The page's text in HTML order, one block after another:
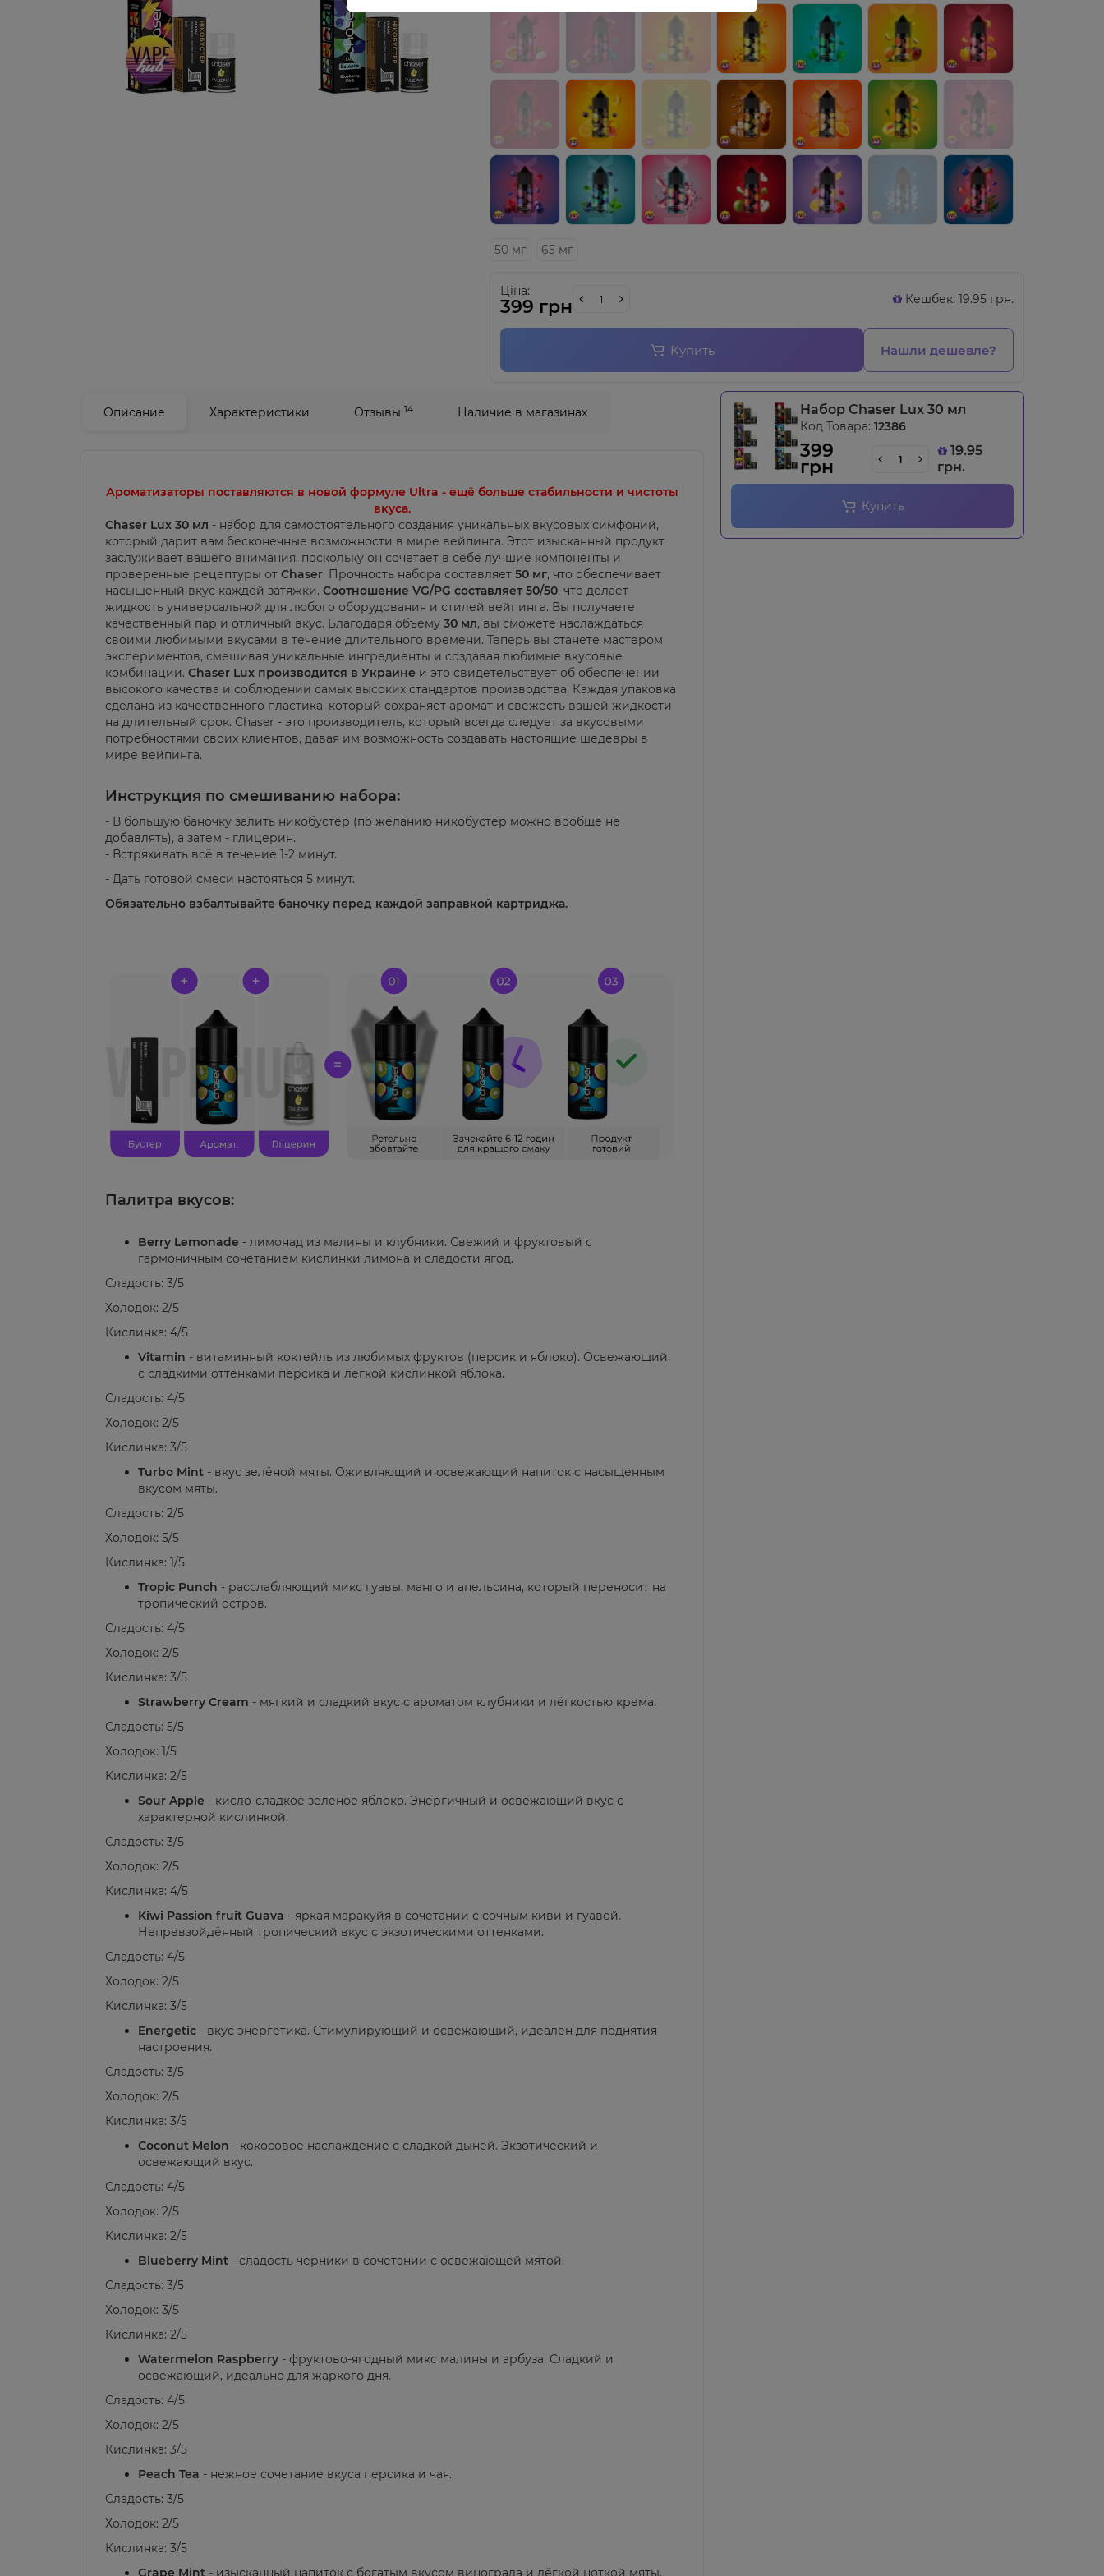
50 мг 65 мг
Ціна:
399 грн Кешбек: 19.95 грн.
Купить Нашли дешевле?
Описание Характеристики Отзывы 14 Наличие в магазинах
Ароматизаторы поставляются в новой формуле Ultra - ещё больше стабильности и чистоты
вкуса.
Chaser Lux 30 мл - набор для самостоятельного создания уникальных вкусовых симфоний,
который дарит вам бесконечные возможности в мире вейпинга. Этот изысканный продукт
заслуживает вашего внимания, поскольку он сочетает в себе лучшие компоненты и
проверенные рецептуры от Chaser. Прочность набора составляет 50 мг, что обеспечивает
насыщенный вкус каждой затяжки. Соотношение VG/PG составляет 50/50, что делает
жидкость универсальной для любого оборудования и стилей вейпинга. Вы получаете
качественный пар и отличный вкус. Благодаря объему 30 мл, вы сможете наслаждаться
своими любимыми вкусами в течение длительного времени. Теперь вы станете мастером
экспериментов, смешивая уникальные ингредиенты и создавая любимые вкусовые
комбинации. Chaser Lux производится в Украине и это свидетельствует об обеспечении
высокого качества и соблюдении самых высоких стандартов производства. Каждая упаковка
сделана из качественного пластика, который сохраняет аромат и свежесть вашей жидкости
на длительный срок. Chaser - это производитель, который всегда следует за вкусовыми
потребностями своих клиентов, давая им возможность создавать настоящие шедевры в
мире вейпинга.
Инструкция по смешиванию набора:
- В большую баночку залить никобустер (по желанию никобустер можно вообще не
добавлять), а затем - глицерин.
- Встряхивать всё в течение 1-2 минут.
- Дать готовой смеси настояться 5 минут.
Обязательно взбалтывайте баночку перед каждой заправкой картриджа.
Палитра вкусов:
Berry Lemonade - лимонад из малины и клубники. Свежий и фруктовый с
гармоничным сочетанием кислинки лимона и сладости ягод.
Сладость: 3/5
Холодок: 2/5
Кислинка: 4/5
Vitamin - витаминный коктейль из любимых фруктов (персик и яблоко). Освежающий,
с сладкими оттенками персика и лёгкой кислинкой яблока.
Сладость: 4/5
Холодок: 2/5
Кислинка: 3/5
Turbo Mint - вкус зелёной мяты. Оживляющий и освежающий напиток с насыщенным
вкусом мяты.
Сладость: 2/5
Холодок: 5/5
Кислинка: 1/5
Tropic Punch - расслабляющий микс гуавы, манго и апельсина, который переносит на
тропический остров.
Сладость: 4/5
Холодок: 2/5
Кислинка: 3/5
Strawberry Cream - мягкий и сладкий вкус с ароматом клубники и лёгкостью крема.
Сладость: 5/5
Холодок: 1/5
Кислинка: 2/5
Sour Apple - кисло-сладкое зелёное яблоко. Энергичный и освежающий вкус с
характерной кислинкой.
Сладость: 3/5
Холодок: 2/5
Кислинка: 4/5
Kiwi Passion fruit Guava - яркая маракуйя в сочетании с сочным киви и гуавой.
Непревзойдённый тропический вкус с экзотическими оттенками.
Сладость: 4/5
Холодок: 2/5
Кислинка: 3/5
Energetic - вкус энергетика. Стимулирующий и освежающий, идеален для поднятия
настроения.
Сладость: 3/5
Холодок: 2/5
Кислинка: 3/5
Coconut Melon - кокосовое наслаждение с сладкой дыней. Экзотический и
освежающий вкус.
Сладость: 4/5
Холодок: 2/5
Кислинка: 2/5
Blueberry Mint - сладость черники в сочетании с освежающей мятой.
Сладость: 3/5
Холодок: 3/5
Кислинка: 2/5
Watermelon Raspberry - фруктово-ягодный микс малины и арбуза. Сладкий и
освежающий, идеально для жаркого дня.
Сладость: 4/5
Холодок: 2/5
Кислинка: 3/5
Peach Tea - нежное сочетание вкуса персика и чая.
Сладость: 3/5
Холодок: 2/5
Кислинка: 3/5
Grape Mint - изысканный напиток с богатым вкусом винограда и лёгкой ноткой мяты.
Набор Chaser Lux 30 мл
Код Товара: 12386
399
грн
19.95
грн.
Купить